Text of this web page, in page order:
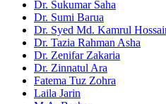
Dr. Sukumar Saha
Dr. Sumi Barua
Dr. Syed Md. Kamrul
Dr. Tazia Rahman Asha
Dr. Zenifar Zakaria
Dr. Zinnatul Ara
Fatema Tuz Zohra
Laila Jarin